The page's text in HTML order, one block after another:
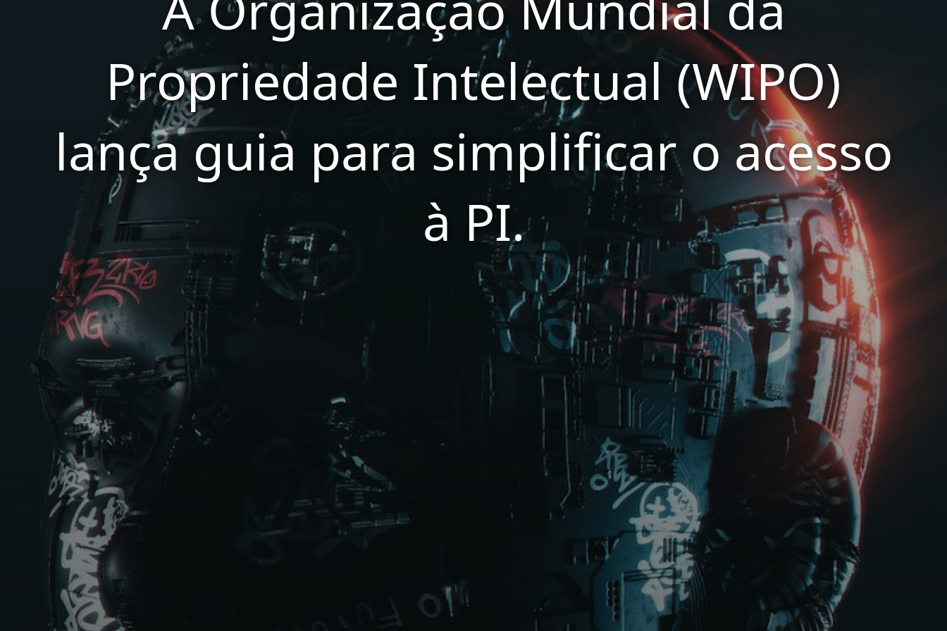
Propriedade Intelectual (WIPO)
lança guia para simplificar o acesso
à PI.